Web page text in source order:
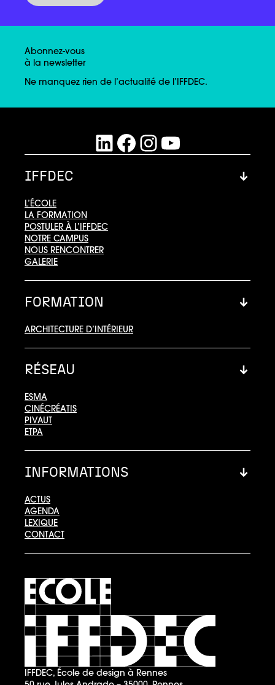
Abonnez-vous
à la newsletter
Ne manquez rien de l’actualité de l’IFFDEC.
LinkedIn
Facebook
Instagram
YouTube
IFFDEC
L’ÉCOLE
LA FORMATION
POSTULER À L’IFFDEC
NOTRE CAMPUS
NOUS RENCONTRER
GALERIE
FORMATION
ARCHITECTURE D’INTÉRIEUR
RÉSEAU
ESMA
CINÉCRÉATIS
PIVAUT
ETPA
INFORMATIONS
ACTUS
AGENDA
LEXIQUE
CONTACT
IFFDEC, École de design à Rennes